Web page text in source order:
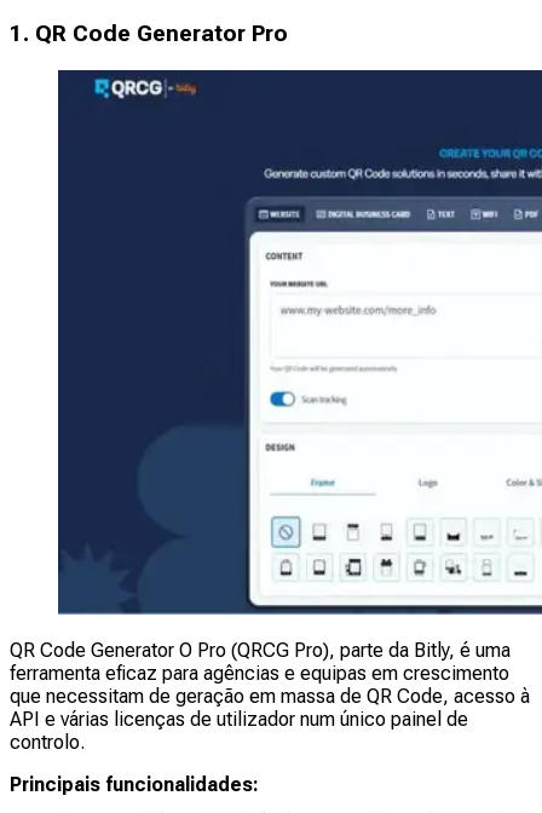
1. QR Code Generator Pro
QR Code Generator O Pro (QRCG Pro), parte da Bitly, é uma
ferramenta eficaz para agências e equipas em crescimento
que necessitam de geração em massa de QR Code, acesso à
API e várias licenças de utilizador num único painel de
controlo.
Principais funcionalidades: